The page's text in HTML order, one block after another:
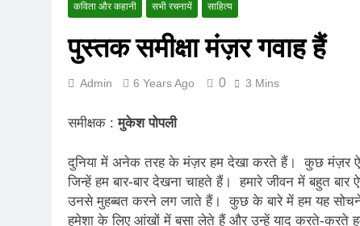
1 Year Ago
पाकिस्तान और
1 Year Ago
1 Year Ago
अनुराधा प्रकाशन, नई
2 Years Ago
कितना बदल गया
कविता और कहानी सभी रचनायें साहित्य
पुस्तक समीक्षा मंज़र गवाह हैं
Admin 6 Years Ago 0 3 Mins
समीक्षक :मुकेश पोपली
दुनिया में अनेक तरह के मंज़र हम देखा करते हैं। कुछ मंज़र ऐसे
जिन्हें हम बार-बार देखना चाहते हैं। हमारे जीवन में बहुत
उनसे मुहब्बत करने लग जाते हैं। कुछ के बारे में हम यह
हमेशा के लिए आंखों में बसा लेते हैं और उन्हें याद करते-करते